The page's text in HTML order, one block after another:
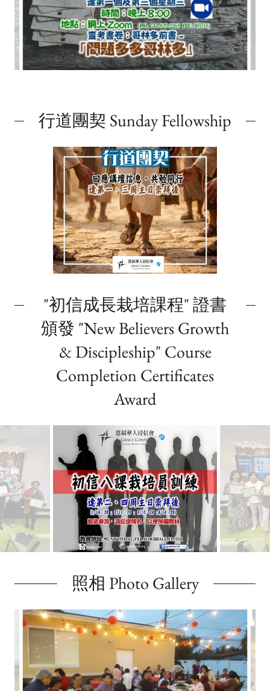
行道團契 Sunday Fellowship
"初信成長栽培課程" 證書
頒發 "New Believers Growth
& Discipleship" Course
Completion Certificates
Award
照相 Photo Gallery